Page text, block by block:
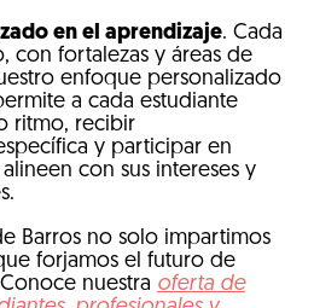
en el aprendizaje. Cada
con fortalezas y áreas de
enfoque personalizado
a cada estudiante
ritmo, recibir
y participar en
con sus intereses y
Barros no solo impartimos
forjamos el futuro de
nuestra oferta de